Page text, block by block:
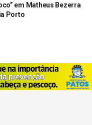
em Matheus Bezerra
Porto